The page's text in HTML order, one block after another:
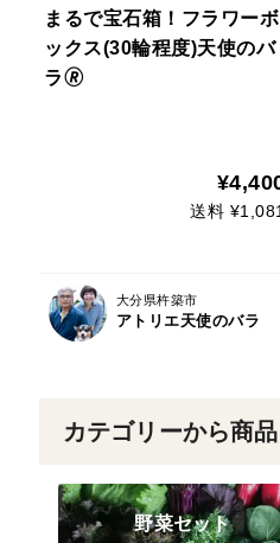
まるで宝石箱！フラワーボ
ックス(30輪程度)天使のバ
ラ🄬
送料 ¥1,081
大分県杵築市
アトリエ天使のバラ
カテゴリーから商
野菜セット